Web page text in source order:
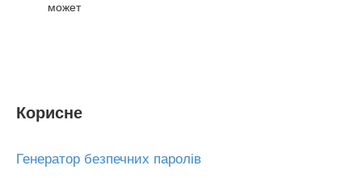
может
Корисне
Генератор безпечних паролів